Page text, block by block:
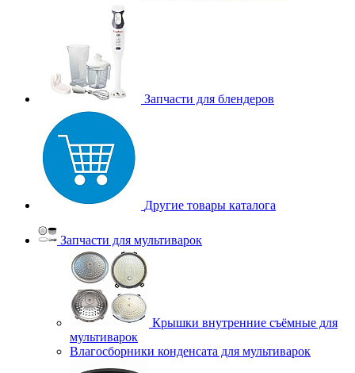
Запчасти для блендеров
Другие товары каталога
Запчасти для мультиварок
Крышки внутренние съёмные для
мультиварок
Влагосборники конденсата для мультиварок